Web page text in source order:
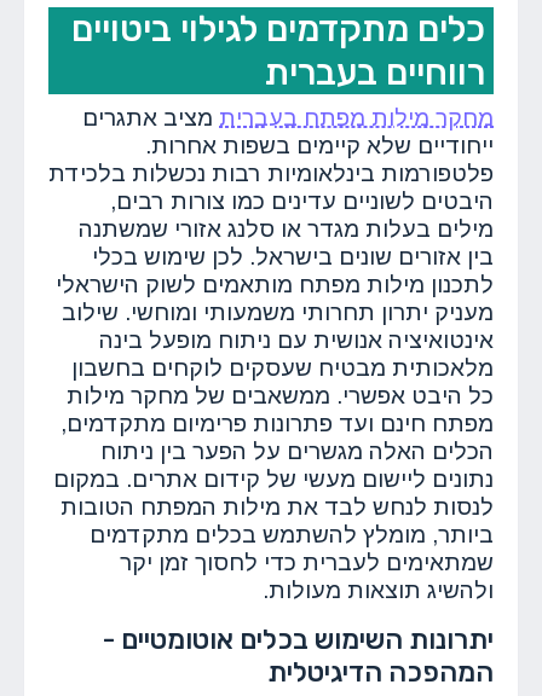
כלים מתקדמים לגילוי ביטויים
רווחיים בעברית
מחקר מילות מפתח בעברית מציב אתגרים
ייחודיים שלא קיימים בשפות אחרות.
פלטפורמות בינלאומיות רבות נכשלות בלכידת
היבטים לשוניים עדינים כמו צורות רבים,
מילים בעלות מגדר או סלנג אזורי שמשתנה
בין אזורים שונים בישראל. לכן שימוש בכלי
לתכנון מילות מפתח מותאמים לשוק הישראלי
מעניק יתרון תחרותי משמעותי ומוחשי. שילוב
אינטואיציה אנושית עם ניתוח מופעל בינה
מלאכותית מבטיח שעסקים לוקחים בחשבון
כל היבט אפשרי. ממשאבים של מחקר מילות
מפתח חינם ועד פתרונות פרימיום מתקדמים,
הכלים האלה מגשרים על הפער בין ניתוח
נתונים ליישום מעשי של קידום אתרים. במקום
לנסות לנחש לבד את מילות המפתח הטובות
ביותר, מומלץ להשתמש בכלים מתקדמים
שמתאימים לעברית כדי לחסוך זמן יקר
ולהשיג תוצאות מעולות.
יתרונות השימוש בכלים אוטומטיים -
המהפכה הדיגיטלית